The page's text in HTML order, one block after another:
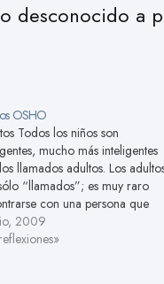
desconocido a
OSHO
Todos los niños son
mucho más inteligentes
llamados adultos. Los
“llamados”; es muy raro
con una persona que
un adulto. La principal
de una persona
2009